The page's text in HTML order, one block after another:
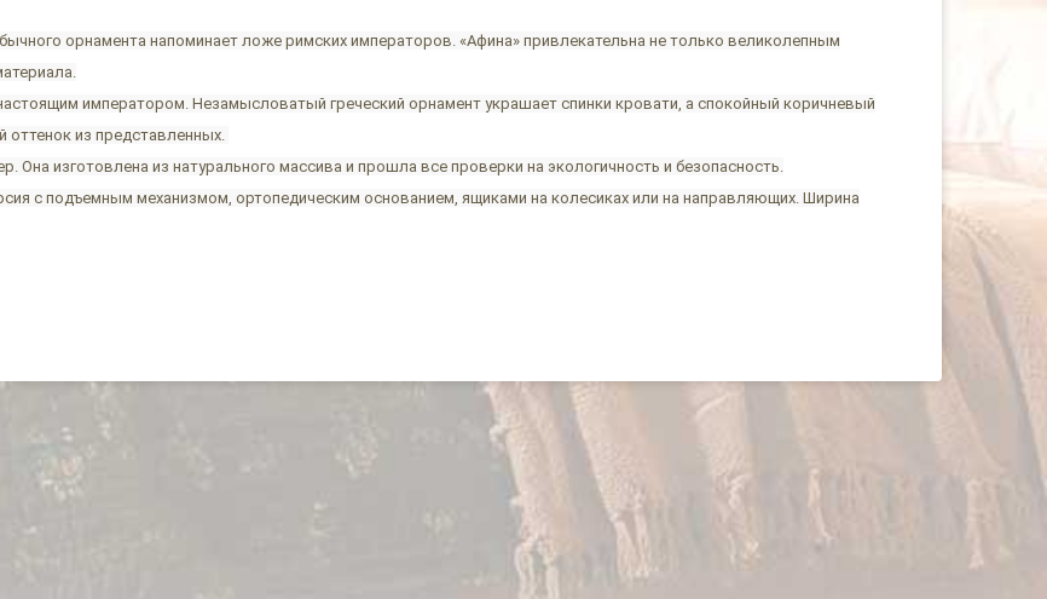
орнамента напоминает ложе римских императоров. «Афина» привлекательна не только великолепным
императором. Незамысловатый греческий орнамент украшает спинки кровати, а спокойный коричневый
оттенок из представленных.
Она изготовлена из натурального массива и прошла все проверки на экологичность и безопасность.
с подъемным механизмом, ортопедическим основанием, ящиками на колесиках или на направляющих. Ширина